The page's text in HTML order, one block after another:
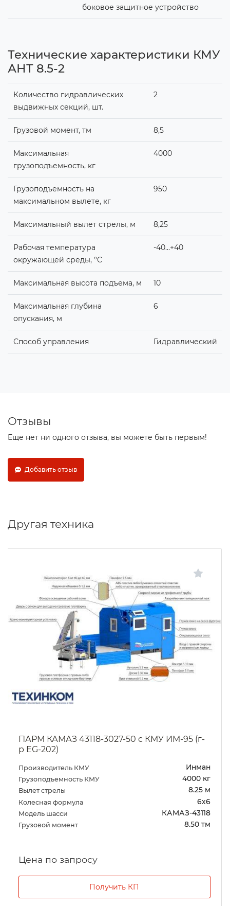
боковое защитное устройство
Технические характеристики КМУ
АНТ 8.5-2
Количество гидравлических
выдвижных секций, шт.
2
Грузовой момент, тм 8,5
Максимальная
грузоподъемность, кг
4000
Грузоподъемность на
максимальном вылете, кг
950
Максимальный вылет стрелы, м 8,25
Рабочая температура
окружающей среды, °C
-40…+40
Максимальная высота подъема, м 10
Максимальная глубина
опускания, м
6
Способ управления Гидравлический
Отзывы
Еще нет ни одного отзыва, вы можете быть первым!
Добавить отзыв
Другая техника
ПАРМ КАМАЗ 43118-3078-76(RR) с КМУ АНТ
8.5-2 (039, г-р EG-202)
Производитель КМУ АНТ
Грузоподъемность КМУ 4000 кг
Вылет стрелы 8.25 м
Колесная формула 6х6
Модель шасси КАМАЗ-43118
Грузовой момент 8.50 тм